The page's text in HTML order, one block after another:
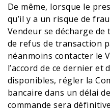
De même, lorsque le
qu’il y a un risque de
Vendeur se décharge
de refus de transaction
néanmoins contacter le
l’accord de ce dernier et
disponibles, régler la
bancaire dans un délai
commande sera